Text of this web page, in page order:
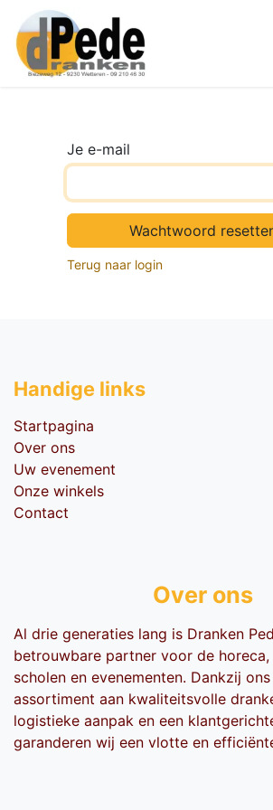
Je e-mail
Wachtwoord
Terug naar login
Handige li​nks
Startpagina
Over ons
Uw evenement
Onze winkels
Contact
Over ons
Al drie generaties lang is Dranken
betrouwbare partner voor de
scholen en evenementen. Dankzij
assortiment aan kwaliteitsvolle
logistieke aanpak en een
garanderen wij een vlotte en